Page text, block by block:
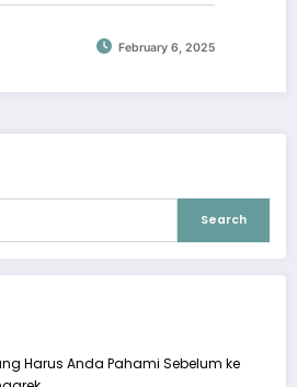
February 6, 2025
Search
Harus Anda Pahami Sebelum ke